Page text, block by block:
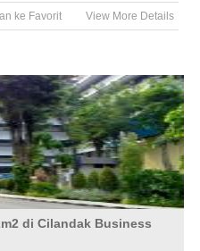
ke Favorit View More Details
di Cilandak Business